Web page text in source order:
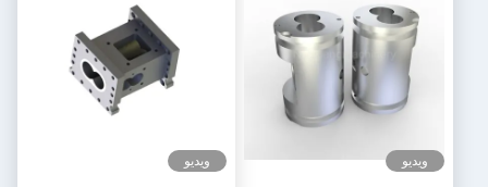
ویدیو ویدیو